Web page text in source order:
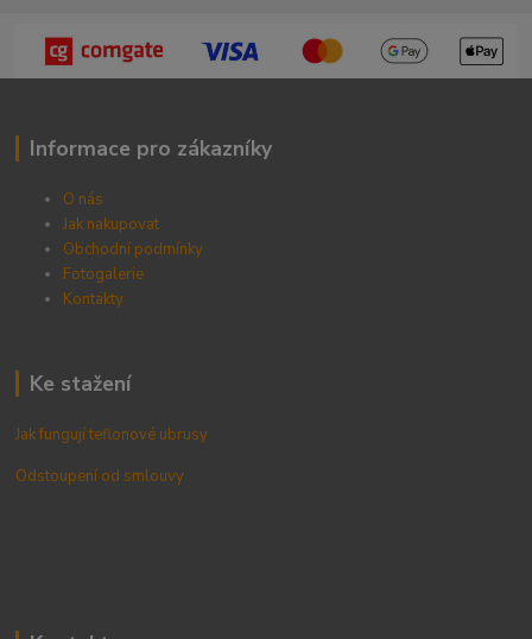
Informace pro zákazníky
O nás
Jak nakupovat
Obchodní podmínky
Fotogalerie
Kontakty
Ke stažení
Jak fungují teflonové ubrusy
Odstoupení od smlouvy